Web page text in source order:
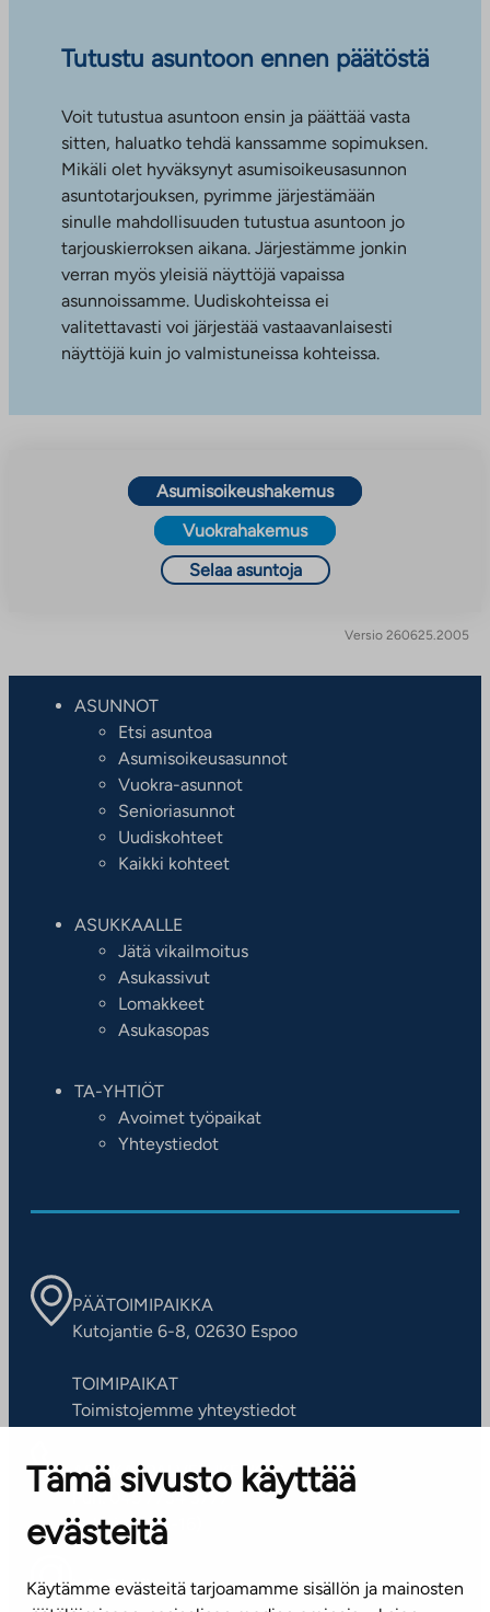
Tämä sivusto käyttää
evästeitä
Käytämme evästeitä tarjoamamme sisällön ja mainosten
Tutustu asuntoon ennen päätöstä
Voit tutustua asuntoon ensin ja päättää vasta
sitten, haluatko tehdä kanssamme sopimuksen.
Mikäli olet hyväksynyt asumisoikeusasunnon
asuntotarjouksen, pyrimme järjestämään
sinulle mahdollisuuden tutustua asuntoon jo
tarjouskierroksen aikana. Järjestämme jonkin
verran myös yleisiä näyttöjä vapaissa
asunnoissamme. Uudiskohteissa ei
valitettavasti voi järjestää vastaavanlaisesti
näyttöjä kuin jo valmistuneissa kohteissa.
Asumisoikeushakemus
Vuokrahakemus
Selaa asuntoja
Versio 260625.2005
ASUNNOT
Etsi asuntoa
Asumisoikeusasunnot
Vuokra-asunnot
Senioriasunnot
Uudiskohteet
Kaikki kohteet
ASUKKAALLE
Jätä vikailmoitus
Asukassivut
Lomakkeet
Asukasopas
TA-YHTIÖT
Avoimet työpaikat
Yhteystiedot
PÄÄTOIMIPAIKKA
Kutojantie 6-8, 02630 Espoo
TOIMIPAIKAT
Toimistojemme yhteystiedot
ASIAKASPALVELUKESKUS
Puh. 045 7734 3777
(arkisin klo 8-16)
info@ta.fi